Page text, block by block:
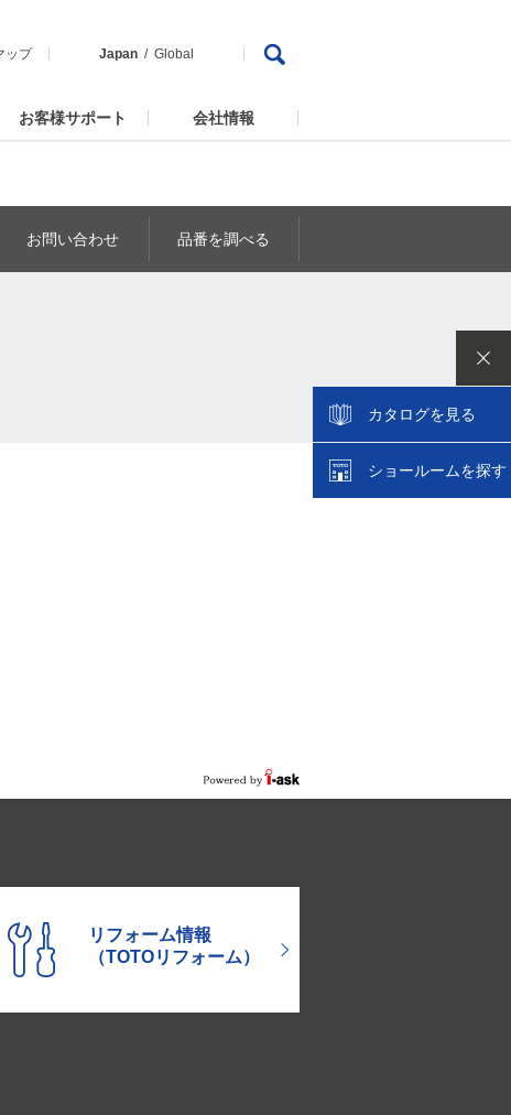
ップ Japan Global
お客様サポート 会社情報
お問い合わせ 品番を調べる
カタログを見る
ショールームを探す
リフォーム情報
（TOTOリフォーム）